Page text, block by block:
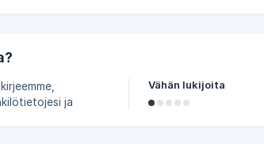
ja
Vähän lukijoita